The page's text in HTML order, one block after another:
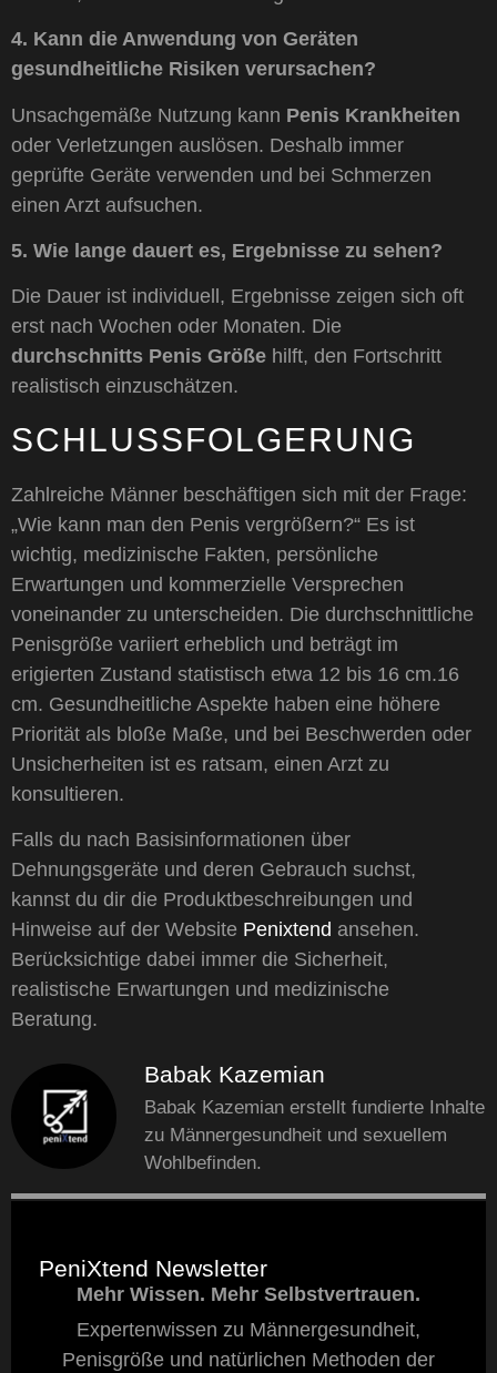
Babak Kazemian
Babak Kazemian erstellt fundierte Inhalte
zu Männergesundheit und sexuellem
Wohlbefinden.
PeniXtend Newsletter
Mehr Wissen. Mehr Selbstvertrauen.
Expertenwissen zu Männergesundheit,
Penisgröße und natürlichen Methoden der
4. Kann die Anwendung von Geräten
gesundheitliche Risiken verursachen?
Unsachgemäße Nutzung kann Penis Krankheiten
oder Verletzungen auslösen. Deshalb immer
geprüfte Geräte verwenden und bei Schmerzen
einen Arzt aufsuchen.
5. Wie lange dauert es, Ergebnisse zu sehen?
Die Dauer ist individuell, Ergebnisse zeigen sich oft
erst nach Wochen oder Monaten. Die
durchschnitts Penis Größe hilft, den Fortschritt
realistisch einzuschätzen.
SCHLUSSFOLGERUNG
Zahlreiche Männer beschäftigen sich mit der Frage:
„Wie kann man den Penis vergrößern?“ Es ist
wichtig, medizinische Fakten, persönliche
Erwartungen und kommerzielle Versprechen
voneinander zu unterscheiden. Die durchschnittliche
Penisgröße variiert erheblich und beträgt im
erigierten Zustand statistisch etwa 12 bis 16 cm.16
cm. Gesundheitliche Aspekte haben eine höhere
Priorität als bloße Maße, und bei Beschwerden oder
Unsicherheiten ist es ratsam, einen Arzt zu
konsultieren.
Falls du nach Basisinformationen über
Dehnungsgeräte und deren Gebrauch suchst,
kannst du dir die Produktbeschreibungen und
Hinweise auf der Website Penixtend ansehen.
Berücksichtige dabei immer die Sicherheit,
realistische Erwartungen und medizinische
Beratung.